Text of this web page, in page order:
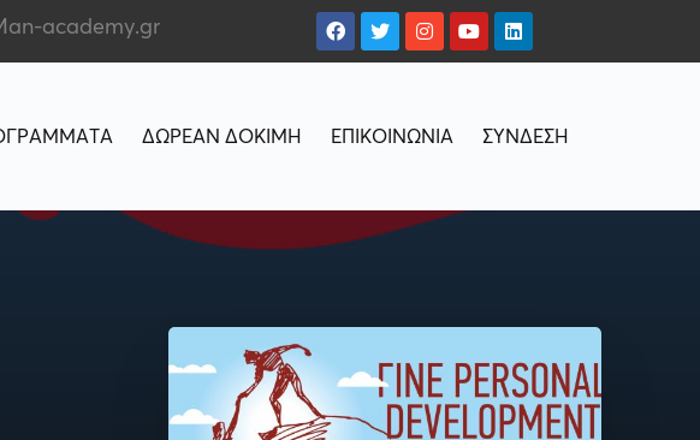
academy.gr
ΔΩΡΕΑΝ ΔΟΚΙΜΗ ΕΠΙΚΟΙΝΩΝΙΑ ΣΥΝΔΕΣΗ